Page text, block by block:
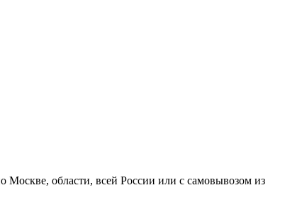
области, всей России или с самовывозом из